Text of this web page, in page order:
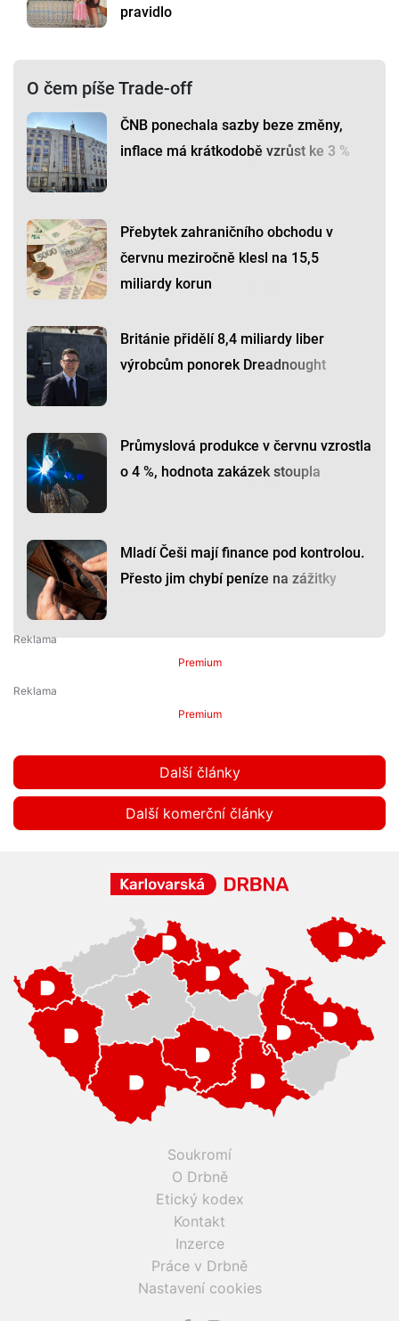
pravidlo
O čem píše Trade-off
ČNB ponechala sazby beze změny,
inflace má krátkodobě vzrůst ke 3 %
Přebytek zahraničního obchodu v
červnu meziročně klesl na 15,5
miliardy korun
Británie přidělí 8,4 miliardy liber
výrobcům ponorek Dreadnought
Průmyslová produkce v červnu vzrostla
o 4 %, hodnota zakázek stoupla
Mladí Češi mají finance pod kontrolou.
Přesto jim chybí peníze na zážitky
Premium
Premium
Další články
Další komerční články
Soukromí
O Drbně
Etický kodex
Kontakt
Inzerce
Práce v Drbně
Nastavení cookies